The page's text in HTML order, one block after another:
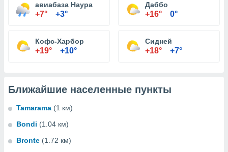
авиабаза Наура
+7° +3°
Даббо
+16° 0°
Кофс-Харбор
+19° +10°
Сидней
+18° +7°
Ближайшие населенные пункты
Tamarama (1 км)
Bondi (1.04 км)
Bronte (1.72 км)